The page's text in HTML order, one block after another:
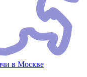
в Москве